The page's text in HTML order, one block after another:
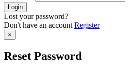
Lost your password?
Don't have an account Register
×
Reset Password